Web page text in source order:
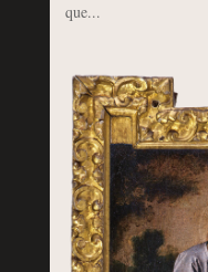
que...